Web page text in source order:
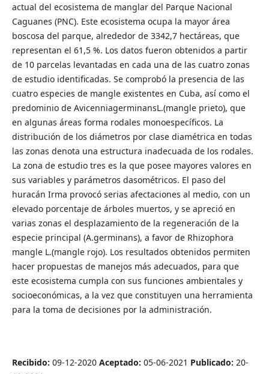
actual del ecosistema de manglar del Parque Nacional
Caguanes (PNC). Este ecosistema ocupa la mayor área
boscosa del parque, alrededor de 3342,7 hectáreas, que
representan el 61,5 %. Los datos fueron obtenidos a partir
de 10 parcelas levantadas en cada una de las cuatro zonas
de estudio identificadas. Se comprobó la presencia de las
cuatro especies de mangle existentes en Cuba, así como el
predominio de AvicenniagerminansL.(mangle prieto), que
en algunas áreas forma rodales monoespecíficos. La
distribución de los diámetros por clase diamétrica en todas
las zonas denota una estructura inadecuada de los rodales.
La zona de estudio tres es la que posee mayores valores en
sus variables y parámetros dasométricos. El paso del
huracán Irma provocó serias afectaciones al medio, con un
elevado porcentaje de árboles muertos, y se apreció en
varias zonas el desplazamiento de la regeneración de la
especie principal (A.germinans), a favor de Rhizophora
mangle L.(mangle rojo). Los resultados obtenidos permiten
hacer propuestas de manejos más adecuados, para que
este ecosistema cumpla con sus funciones ambientales y
socioeconómicas, a la vez que constituyen una herramienta
para la toma de decisiones por la administración.
Recibido: 09-12-2020 Aceptado: 05-06-2021 Publicado: 20-